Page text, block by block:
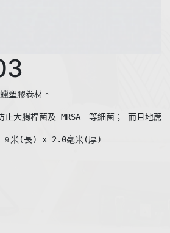
止大腸桿菌及 MRSA　等細菌； 而且地
９米(長) x 2.0毫米(厚)